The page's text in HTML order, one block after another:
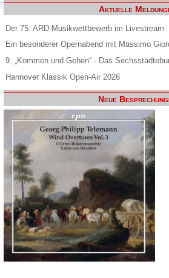
Aktuelle
Der 75. ARD-Musikwettbewerb im Livestream
Ein besonderer Opernabend mit Massimo
9. „Kommen und Gehen“ - Das
Hannover Klassik Open-Air 2026
Neue